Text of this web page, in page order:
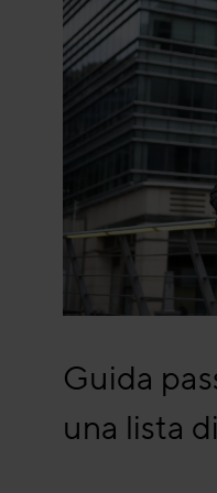
Guida
una lista